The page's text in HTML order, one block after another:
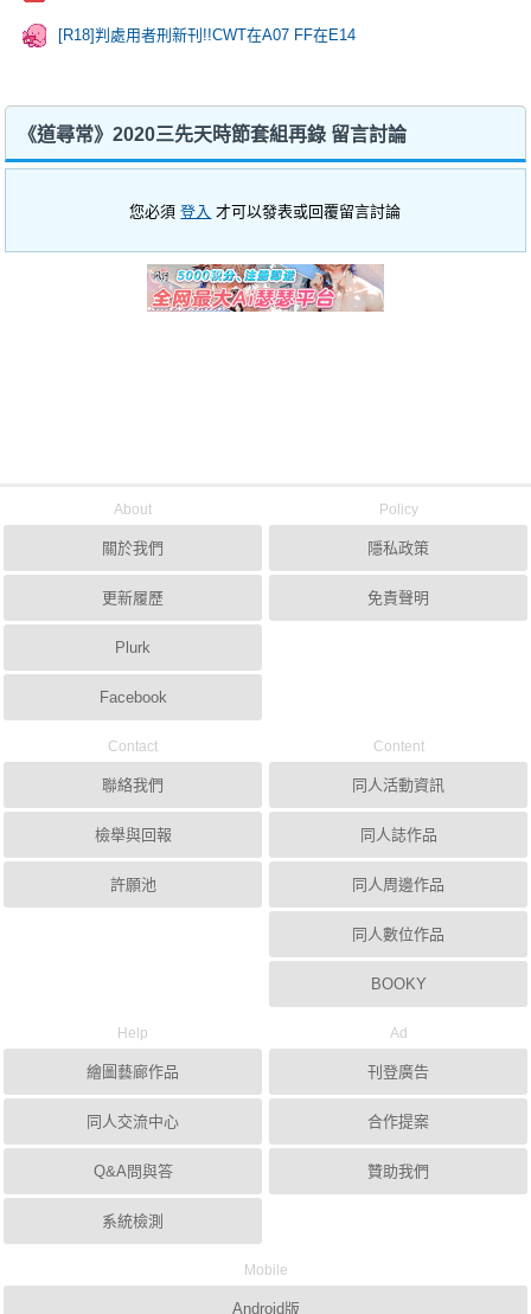
[R18]判處用者刑新刊!!CWT在A07 FF在E14
《道尋常》2020三先天時節套組再錄 留言討論
您必須登入 才可以發表或回覆留言討論
About
關於我們
更新履歷
Plurk
Facebook
Policy
隱私政策
免責聲明
Contact
聯絡我們
檢舉與回報
許願池
Content
同人活動資訊
同人誌作品
同人周邊作品
同人數位作品
BOOKY
Help
繪圖藝廊作品
同人交流中心
Q&A問與答
系統檢測
Ad
刊登廣告
合作提案
贊助我們
Mobile
Android版